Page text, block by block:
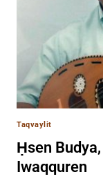
Taqvaylit
Ḥsen
Iwaqquren